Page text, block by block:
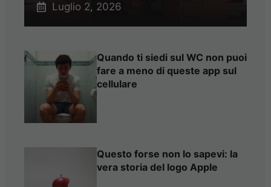
Luglio 2, 2026
Quando ti siedi sul WC non puoi
fare a meno di queste app sul
cellulare
Questo forse non lo sapevi: la
vera storia del logo Apple